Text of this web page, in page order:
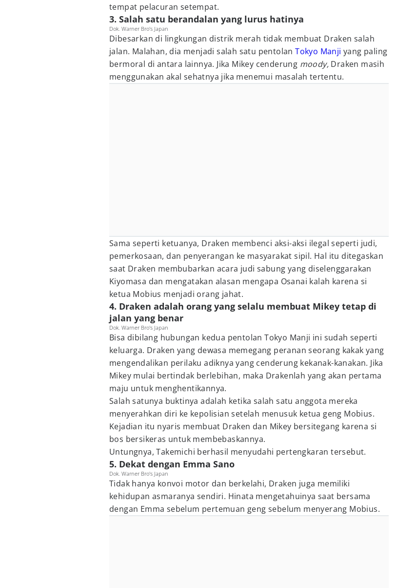
tempat pelacuran setempat.
3. Salah satu berandalan yang lurus hatinya
Dok. Warner Bro's Japan
Dibesarkan di lingkungan distrik merah tidak membuat Draken salah
jalan. Malahan, dia menjadi salah satu pentolanTokyo Manji yang paling
bermoral di antara lainnya. Jika Mikey cenderung moody, Draken masih
menggunakan akal sehatnya jika menemui masalah tertentu.
Sama seperti ketuanya, Draken membenci aksi-aksi ilegal seperti judi,
pemerkosaan, dan penyerangan ke masyarakat sipil. Hal itu ditegaskan
saat Draken membubarkan acara judi sabung yang diselenggarakan
Kiyomasa dan mengatakan alasan mengapa Osanai kalah karena si
ketua Mobius menjadi orang jahat.
4. Draken adalah orang yang selalu membuat Mikey tetap di
jalan yang benar
Dok. Warner Bro's Japan
Bisa dibilang hubungan kedua pentolan Tokyo Manji ini sudah seperti
keluarga. Draken yang dewasa memegang peranan seorang kakak yang
mengendalikan perilaku adiknya yang cenderung kekanak-kanakan. Jika
Mikey mulai bertindak berlebihan, maka Drakenlah yang akan pertama
maju untuk menghentikannya.
Salah satunya buktinya adalah ketika salah satu anggota mereka
menyerahkan diri ke kepolisian setelah menusuk ketua geng Mobius.
Kejadian itu nyaris membuat Draken dan Mikey bersitegang karena si
bos bersikeras untuk membebaskannya.
Untungnya, Takemichi berhasil menyudahi pertengkaran tersebut.
5. Dekat dengan Emma Sano
Dok. Warner Bro's Japan
Tidak hanya konvoi motor dan berkelahi, Draken juga memiliki
kehidupan asmaranya sendiri. Hinata mengetahuinya saat bersama
dengan Emma sebelum pertemuan geng sebelum menyerang Mobius.